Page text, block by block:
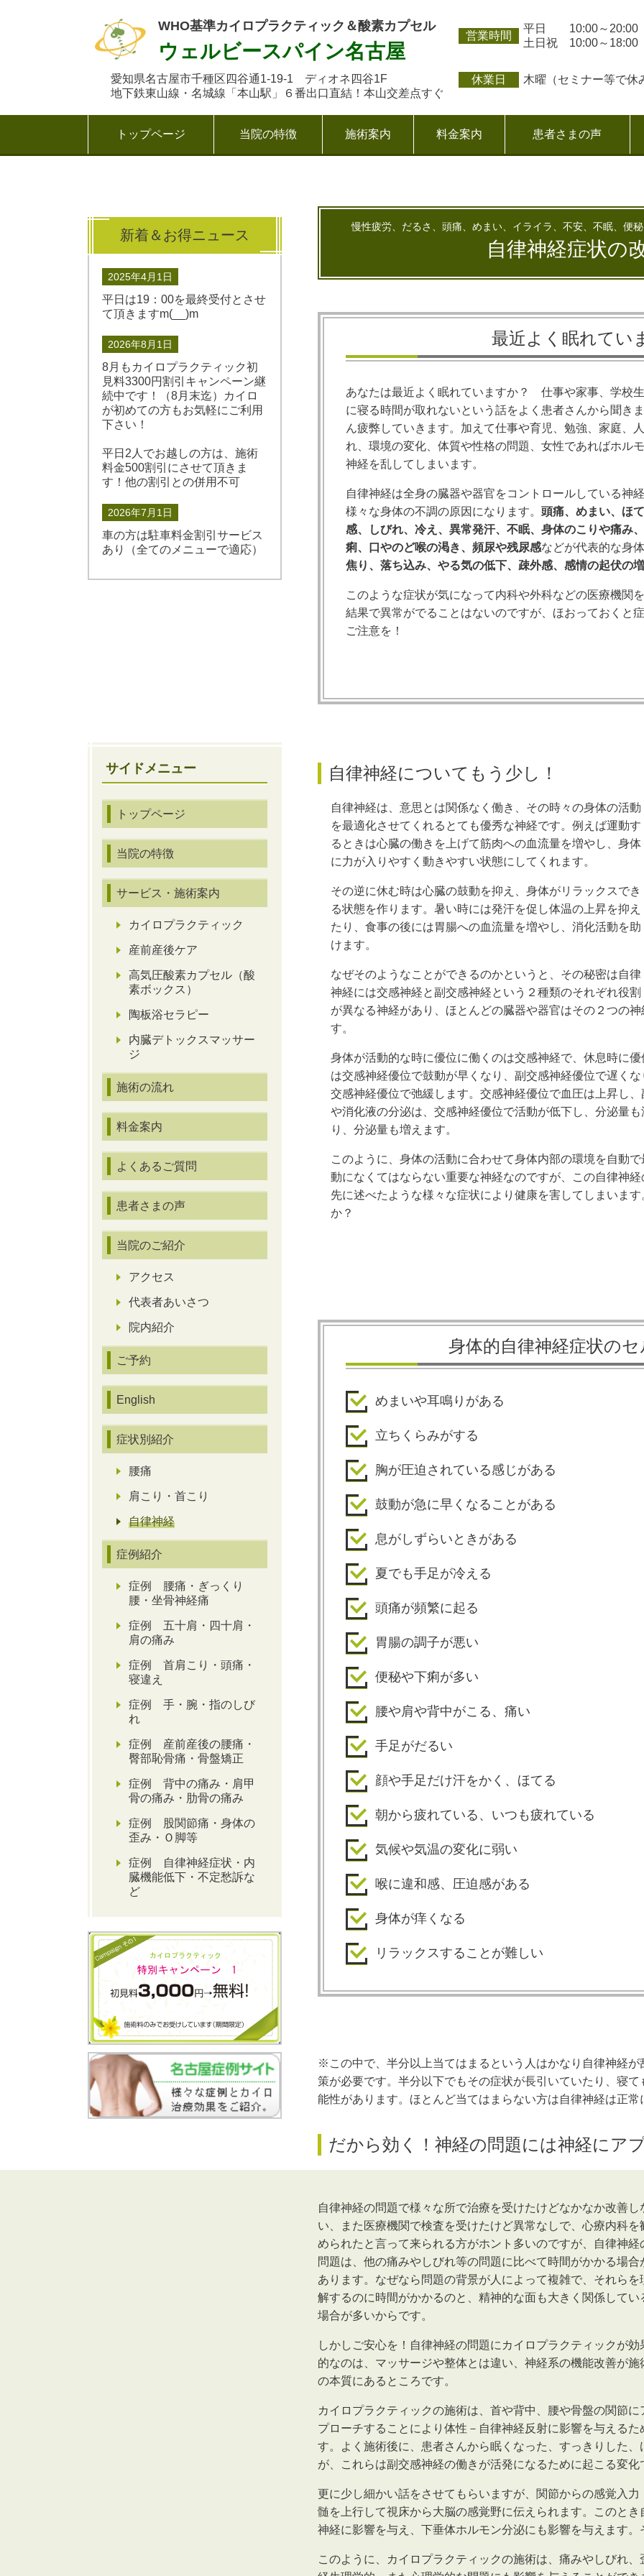
WHO基準カイロプラクティック＆酸素カプセル
ウェルビースパイン名古屋
愛知県名古屋市千種区四谷通1-19-1 ディオネ四谷1F
地下鉄東山線・名城線「本山駅」６番出口直結！本山交差点すぐ
営業時間
平日 10:00～20:00
土日祝 10:00～18:00
休業日 木曜（セミナー等で休
トップページ 当院の特徴 施術案内 料金案内 患者さまの声
慢性疲労、だるさ、頭痛、めまい、イライラ、不安、不眠、便
自律神経症状の
最近よく眠れてい
あなたは最近よく眠れていますか？ 仕事や家事、学校
に寝る時間が取れないという話をよく患者さんから聞き
ん疲弊していきます。加えて仕事や育児、勉強、家庭、
れ、環境の変化、体質や性格の問題、女性であればホル
神経を乱してしまいます。
自律神経は全身の臓器や器官をコントロールしている神
様々な身体の不調の原因になります。 頭痛、めまい、ほ
感、しびれ、冷え、異常発汗、不眠、身体のこりや痛み
痢、口やのど喉の渇き、頻尿や残尿感などが代表的な身
焦り、落ち込み、やる気の低下、疎外感、感情の起伏の
このような症状が気になって内科や外科などの医療機関
結果で異常がでることはないのですが、ほおっておくと
ご注意を！
自律神経についてもう少し！
自律神経は、意思とは関係なく働き、その時々の身体の活動
を最適化させてくれるとても優秀な神経です。例えば運動す
るときは心臓の働きを上げて筋肉への血流量を増やし、身体
に力が入りやすく動きやすい状態にしてくれます。
その逆に休む時は心臓の鼓動を抑え、身体がリラックスでき
る状態を作ります。暑い時には発汗を促し体温の上昇を抑え
たり、食事の後には胃腸への血流量を増やし、消化活動を助
けます。
なぜそのようなことができるのかというと、その秘密は自律
神経には交感神経と副交感神経という２種類のそれぞれ役割
が異なる神経があり、ほとんどの臓器や器官はその２つの
す。
身体が活動的な時に優位に働くのは交感神経で、休息時に
は交感神経優位で鼓動が早くなり、副交感神経優位で遅く
交感神経優位で弛緩します。交感神経優位で血圧は上昇し
や消化液の分泌は、交感神経優位で活動が低下し、分泌量
り、分泌量も増えます。
このように、身体の活動に合わせて身体内部の環境を自動
動になくてはならない重要な神経なのですが、この自律神
先に述べたような様々な症状により健康を害してしまいま
か？
身体的自律神経症状の
めまいや耳鳴りがある
立ちくらみがする
胸が圧迫されている感じがある
鼓動が急に早くなることがある
息がしずらいときがある
夏でも手足が冷える
頭痛が頻繁に起る
胃腸の調子が悪い
便秘や下痢が多い
腰や肩や背中がこる、痛い
手足がだるい
顔や手足だけ汗をかく、ほてる
朝から疲れている、いつも疲れている
気候や気温の変化に弱い
喉に違和感、圧迫感がある
身体が痒くなる
リラックスすることが難しい
※この中で、半分以上当てはまるという人はかなり自律神経
策が必要です。半分以下でもその症状が長引いていたり、寝
能性があります。ほとんど当てはまらない方は自律神経は正常
だから効く！神経の問題には神経にア
自律神経の問題で様々な所で治療を受けたけどなかなか改善し
い、また医療機関で検査を受けたけど異常なしで、心療内科を
められたと言って来られる方がホント多いのですが、自律神経
問題は、他の痛みやしびれ等の問題に比べて時間がかかる場合
あります。なぜなら問題の背景が人によって複雑で、それらを
解するのに時間がかかるのと、精神的な面も大きく関係してい
場合が多いからです。
しかしご安心を！自律神経の問題にカイロプラクティックが効
的なのは、マッサージや整体とは違い、神経系の機能改善が施
の本質にあるところです。
カイロプラクティックの施術は、首や背中、腰や骨盤の関節に
プローチすることにより体性－自律神経反射に影響を与える
す。よく施術後に、患者さんから眠くなった、すっきりした
が、これらは副交感神経の働きが活発になるために起こる変化
更に少し細かい話をさせてもらいますが、関節からの感覚入
髄を上行して視床から大脳の感覚野に伝えられます。このとき
神経に影響を与え、下垂体ホルモン分泌にも影響を与えます。
このように、カイロプラクティックの施術は、痛みやしびれ
新着＆お得ニュース
2025年4月1日
平日は19：00を最終受付とさせ
て頂きますm(__)m
2026年8月1日
8月もカイロプラクティック初
見料3300円割引キャンペーン継
続中です！（8月末迄）カイロ
が初めての方もお気軽にご利用
下さい！
平日2人でお越しの方は、施術
料金500割引にさせて頂きま
す！他の割引との併用不可
2026年7月1日
車の方は駐車料金割引サービス
あり（全てのメニューで適応）
サイドメニュー
トップページ
当院の特徴
サービス・施術案内
カイロプラクティック
産前産後ケア
高気圧酸素カプセル（酸
素ボックス）
陶板浴セラピー
内臓デトックスマッサー
ジ
施術の流れ
料金案内
よくあるご質問
患者さまの声
当院のご紹介
アクセス
代表者あいさつ
院内紹介
ご予約
English
症状別紹介
腰痛
肩こり・首こり
自律神経
症例紹介
症例 腰痛・ぎっくり
腰・坐骨神経痛
症例 五十肩・四十肩・
肩の痛み
症例 首肩こり・頭痛・
寝違え
症例 手・腕・指のしび
れ
症例 産前産後の腰痛・
臀部恥骨痛・骨盤矯正
症例 背中の痛み・肩甲
骨の痛み・肋骨の痛み
症例 股関節痛・身体の
歪み・Ｏ脚等
症例 自律神経症状・内
臓機能低下・不定愁訴な
ど